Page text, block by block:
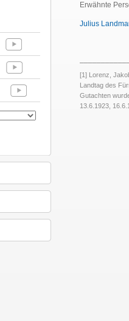
Erwähnte
Julius
[1] Lorenz,
Landtag des
Gutachten
13.6.1923,